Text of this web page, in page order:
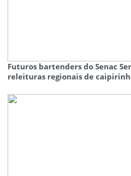
Futuros bartenders do Senac
releituras regionais de